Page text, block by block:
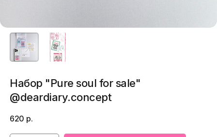
Набор "Pure soul for sale"
@deardiary.concept
620 р.